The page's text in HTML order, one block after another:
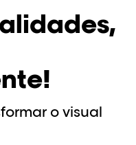
o visual